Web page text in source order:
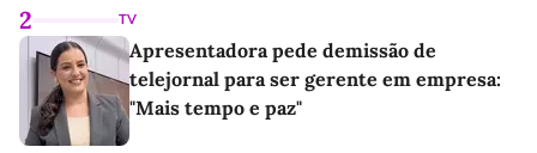
2 TV
Apresentadora pede demissão de
telejornal para ser gerente em empresa:
"Mais tempo e paz"